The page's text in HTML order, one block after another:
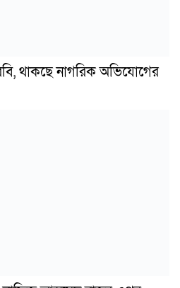
থাকছে নাগরিক অভিযোগের